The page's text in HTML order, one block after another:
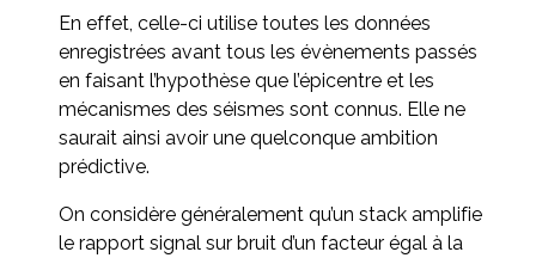
En effet, celle-ci utilise toutes les données
enregistrées avant tous les évènements passés
en faisant l’hypothèse que l’épicentre et les
mécanismes des séismes sont connus. Elle ne
saurait ainsi avoir une quelconque ambition
prédictive.
On considère généralement qu’un stack amplifie
le rapport signal sur bruit d’un facteur égal à la